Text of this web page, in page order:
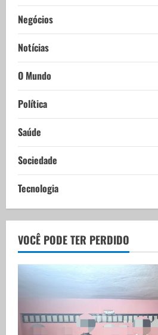
Negócios
Notícias
O Mundo
Política
Saúde
Sociedade
Tecnologia
VOCÊ PODE TER PERDIDO